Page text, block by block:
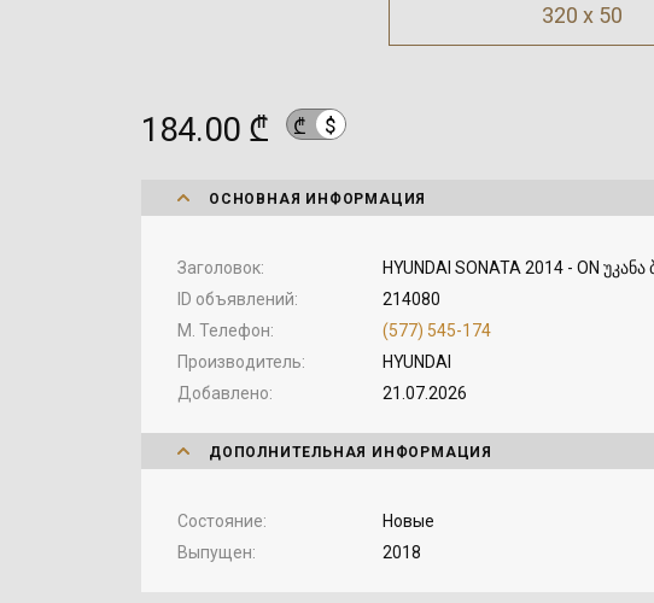
320 x 50
184.00 ₾ ₾ $
ОСНОВНАЯ ИНФОРМАЦИЯ
Заголовок
HYUNDAI SONATA 2014 - ON უკანა
ID объявлений
214080
М. Телефон
(577) 545-174
Производитель
HYUNDAI
Добавлено
21.07.2026
ДОПОЛНИТЕЛЬНАЯ ИНФОРМАЦИЯ
Состояние
Новые
Выпущен
2018